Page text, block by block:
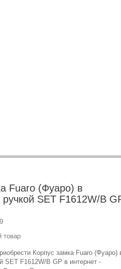
Fuaro (Фуаро) в
ручкой SET F1612W/B
товар
Корпус замка Fuaro (Фуаро)
SET F1612W/B GP в интернет -